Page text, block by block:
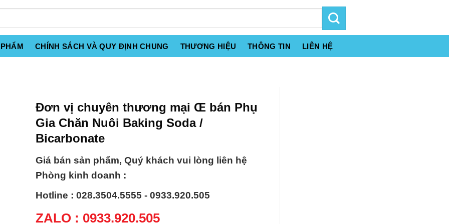
CHÍNH SÁCH VÀ QUY ĐỊNH CHUNG THƯƠNG HIỆU THÔNG TIN LIÊN HỆ
Đơn vị chuyên thương mại Œ bán Phụ
Gia Chăn Nuôi Baking Soda /
Bicarbonate
Giá bán sản phẩm, Quý khách vui lòng liên hệ
Phòng kinh doanh :
Hotline : 028.3504.5555 - 0933.920.505
ZALO : 0933.920.505